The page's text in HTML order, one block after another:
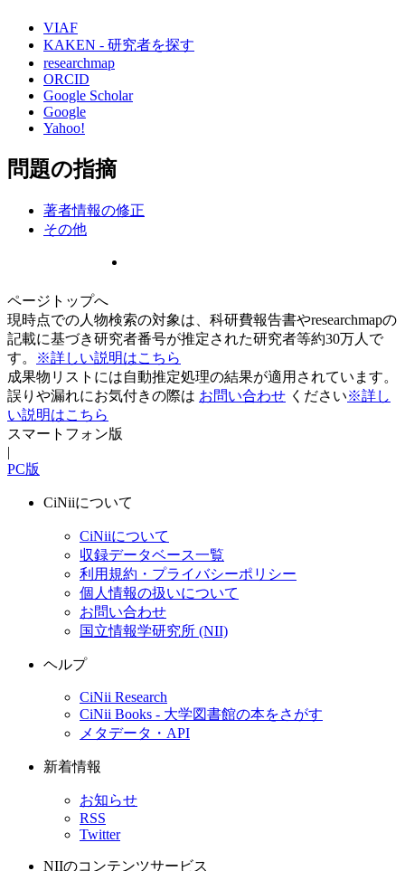
VIAF
KAKEN - 研究者を探す
researchmap
ORCID
Google Scholar
Google
Yahoo!
問題の指摘
著者情報の修正
その他
ページトップへ
現時点での人物検索の対象は、科研費報告書やresearchmapの
記載に基づき研究者番号が推定された研究者等約30万人で
す。
※詳しい説明はこちら
成果物リストには自動推定処理の結果が適用されています。
誤りや漏れにお気付きの際は お問い合わせ ください※詳し
い説明はこちら
スマートフォン版
|
PC版
CiNiiについて
CiNiiについて
収録データベース一覧
利用規約・プライバシーポリシー
個人情報の扱いについて
お問い合わせ
国立情報学研究所 (NII)
ヘルプ
CiNii Research
CiNii Books - 大学図書館の本をさがす
メタデータ・API
新着情報
お知らせ
RSS
Twitter
NIIのコンテンツサービス